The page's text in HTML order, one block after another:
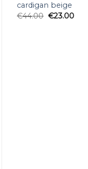
cardigan beige
€44.00 €23.00